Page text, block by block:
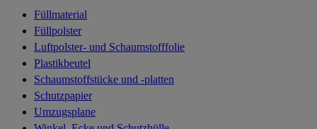
Füllmaterial
Füllpolster
Luftpolster- und Schaumstofffolie
Plastikbeutel
Schaumstoffstücke und -platten
Schutzpapier
Umzugsplane